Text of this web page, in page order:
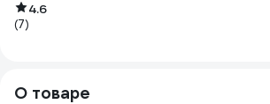
4.6
(7)
О товаре